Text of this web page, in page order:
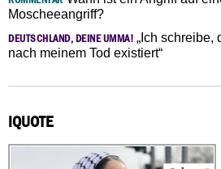
Moscheeangriff?
DEUTSCHLAND, DEINE UMMA! „Ich schreibe,
nach meinem Tod existiert“
IQUOTE